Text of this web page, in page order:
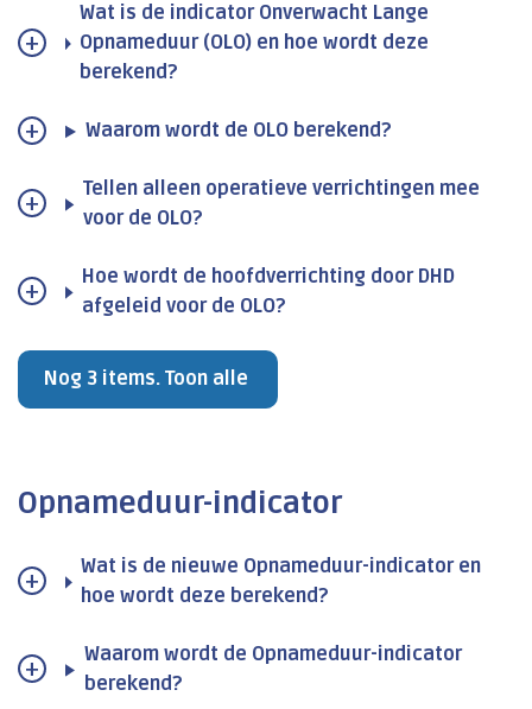
Wat is de indicator Onverwacht Lange
Opnameduur (OLO) en hoe wordt deze
berekend?
Waarom wordt de OLO berekend?
Tellen alleen operatieve verrichtingen mee
voor de OLO?
Hoe wordt de hoofdverrichting door DHD
afgeleid voor de OLO?
Nog 3 items. Toon alle
Opnameduur-indicator
Wat is de nieuwe Opnameduur-indicator en
hoe wordt deze berekend?
Waarom wordt de Opnameduur-indicator
berekend?